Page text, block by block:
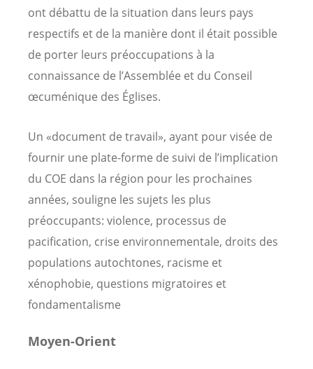
ont débattu de la situation dans leurs pays
respectifs et de la manière dont il était possible
de porter leurs préoccupations à la
connaissance de l’Assemblée et du Conseil
œcuménique des Églises.
Un «document de travail», ayant pour visée de
fournir une plate-forme de suivi de l’implication
du COE dans la région pour les prochaines
années, souligne les sujets les plus
préoccupants: violence, processus de
pacification, crise environnementale, droits des
populations autochtones, racisme et
xénophobie, questions migratoires et
fondamentalisme
Moyen-Orient